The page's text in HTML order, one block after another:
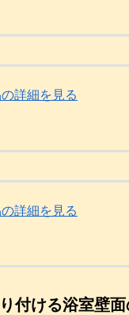
詳細を見る
詳細を見る
付ける浴室壁